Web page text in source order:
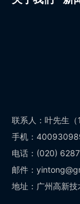
联系人：叶先生
手机：
电话：(020)
邮件：
地址：广州高新